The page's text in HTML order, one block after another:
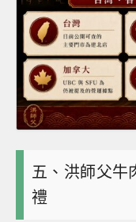
五、洪師父牛
禮